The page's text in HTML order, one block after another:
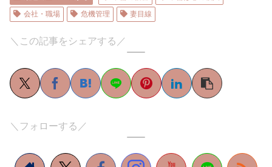
会社・職場
危機管理 妻目線
＼この記事をシェアする／
＼フォローする／